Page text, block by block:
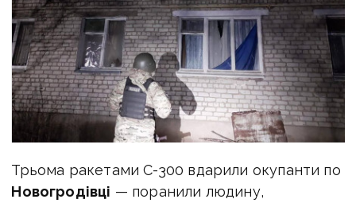
Трьома ракетами С-300 вдарили окупанти по
Новогродівці — поранили людину,